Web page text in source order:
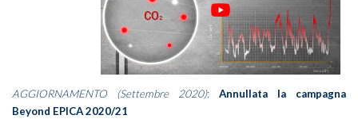
AGGIORNAMENTO (Settembre 2020): Annullata la campagna
Beyond EPICA 2020/21